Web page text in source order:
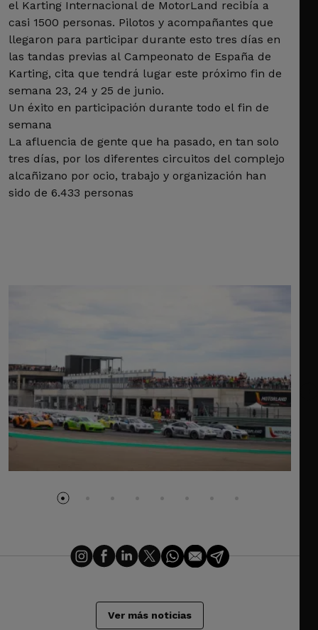
el Karting Internacional de MotorLand recibía a
casi 1500 personas. Pilotos y acompañantes que
llegaron para participar durante esto tres días en
las tandas previas al Campeonato de España de
Karting, cita que tendrá lugar este próximo fin de
semana 23, 24 y 25 de junio.
Un éxito en participación durante todo el fin de
semana
La afluencia de gente que ha pasado, en tan solo
tres días, por los diferentes circuitos del complejo
alcañizano por ocio, trabajo y organización han
sido de 6.433 personas
Ver más noticias